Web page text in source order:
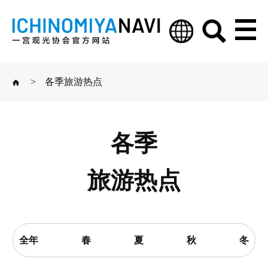
> 各季旅游热点
各季
旅游热点
全年 春 夏 秋 冬